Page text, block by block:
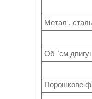
Метал ,
Об `єм
Порошкове